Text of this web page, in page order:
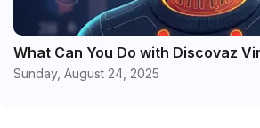
What Can You Do with Discovaz
Sunday, August 24, 2025